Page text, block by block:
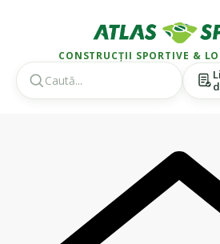
CONSTRUCȚII SPORTIVE &